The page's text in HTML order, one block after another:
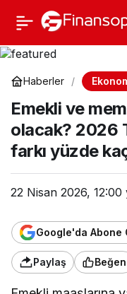
Haberler
Emekli ve
olacak? 2026
farkı yüzde
22 Nisan 2026, 12:00
Google'da Abone
Paylaş Beğen
Emekli ve memur
farkı ne kadar
maaş farkı yüzde
olur?